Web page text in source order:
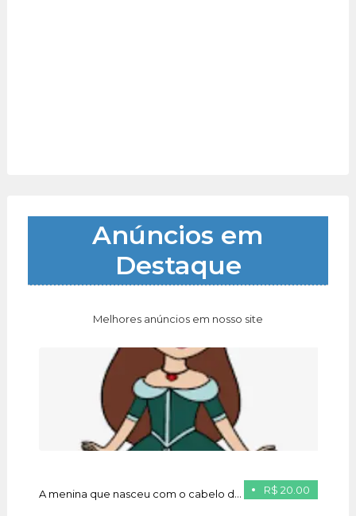
Anúncios em
Destaque
Melhores anúncios em nosso site
R$ 20.00
A menina que nasceu com o cabelo de ouro